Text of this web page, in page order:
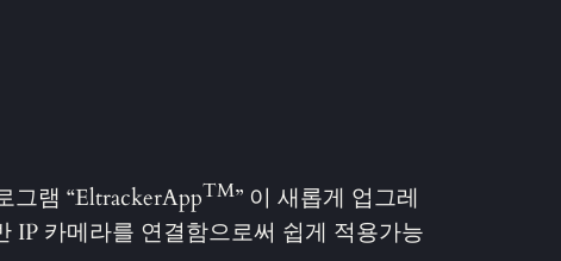
램 “EltrackerAppTM” 이 새롭게 업그레
IP 카메라를 연결함으로써 쉽게 적용가능